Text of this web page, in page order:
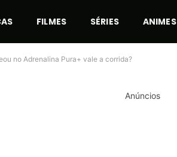
FILMES SÉRIES ANIMES
no Adrenalina Pura+ vale a corrida?
Anúncios